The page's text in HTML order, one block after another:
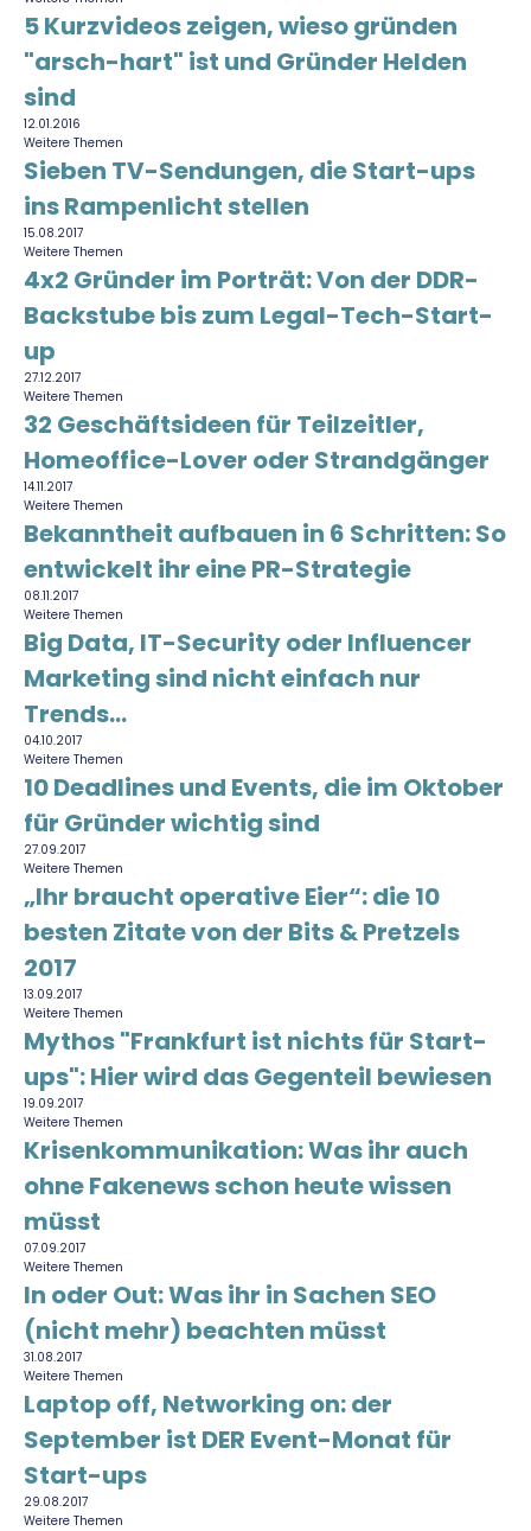
5 Kurzvideos zeigen, wieso gründen
"arsch-hart" ist und Gründer Helden
sind
12.01.2016
Weitere Themen
Sieben TV-Sendungen, die Start-ups
ins Rampenlicht stellen
15.08.2017
Weitere Themen
4x2 Gründer im Porträt: Von der DDR-
Backstube bis zum Legal-Tech-Start-
up
27.12.2017
Weitere Themen
32 Geschäftsideen für Teilzeitler,
Homeoffice-Lover oder Strandgänger
14.11.2017
Weitere Themen
Bekanntheit aufbauen in 6 Schritten: So
entwickelt ihr eine PR-Strategie
08.11.2017
Weitere Themen
Big Data, IT-Security oder Influencer
Marketing sind nicht einfach nur
Trends...
04.10.2017
Weitere Themen
10 Deadlines und Events, die im Oktober
für Gründer wichtig sind
27.09.2017
Weitere Themen
„Ihr braucht operative Eier“: die 10
besten Zitate von der Bits & Pretzels
2017
13.09.2017
Weitere Themen
Mythos "Frankfurt ist nichts für Start-
ups": Hier wird das Gegenteil bewiesen
19.09.2017
Weitere Themen
Krisenkommunikation: Was ihr auch
ohne Fakenews schon heute wissen
müsst
07.09.2017
Weitere Themen
In oder Out: Was ihr in Sachen SEO
(nicht mehr) beachten müsst
31.08.2017
Weitere Themen
Laptop off, Networking on: der
September ist DER Event-Monat für
Start-ups
29.08.2017
Weitere Themen